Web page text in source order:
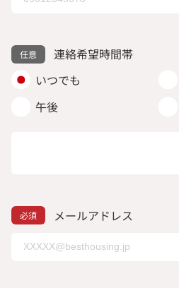
連絡希望時間帯
いつでも
午後
メールアドレス